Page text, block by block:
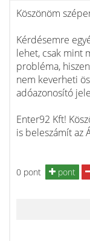
Köszönöm
Kérdésemre
lehet, csak mint
probléma,
nem keverheti
adóazonosító
Enter92 Kft!
is beleszámít az
0 pont pont